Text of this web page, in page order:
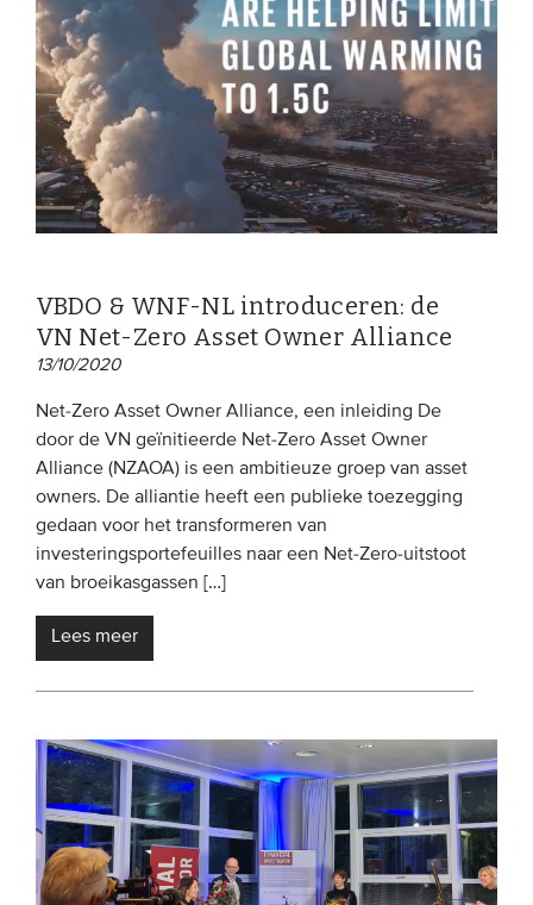
EVENEMENTEN
Van de VBDO
Van leden & partners
MEDIA
Webinars
WIE WE ZIJN
Vereniging
Onze leden
WAT WE DOEN
Engagement
Benchmarking
Kennisdeling
VBDO & WNF-NL introduceren: de
VN Net-Zero Asset Owner Alliance
13/10/2020
Net-Zero Asset Owner Alliance, een inleiding De
door de VN geïnitieerde Net-Zero Asset Owner
Alliance (NZAOA) is een ambitieuze groep van asset
owners. De alliantie heeft een publieke toezegging
gedaan voor het transformeren van
investeringsportefeuilles naar een Net-Zero-uitstoot
van broeikasgassen […]
Lees meer